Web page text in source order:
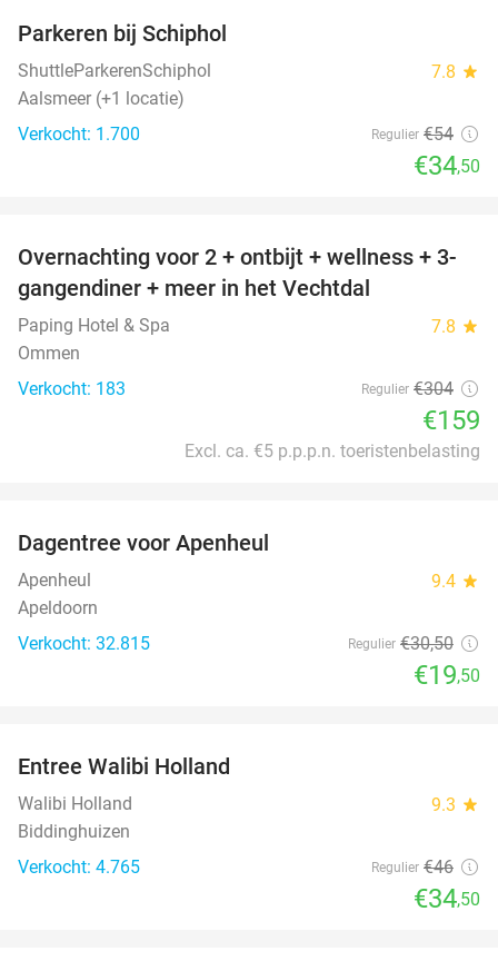
Parkeren bij Schiphol
ShuttleParkerenSchiphol 7.8 star
Aalsmeer (+1 locatie)
Verkocht: 1.700
Regulier €54
€34,50
48%
Overnachting voor 2 + ontbijt + wellness + 3-
gangendiner + meer in het Vechtdal
Paping Hotel & Spa 7.8 star
Ommen
Verkocht: 183
Regulier €304
€159
Excl. ca. €5 p.p.p.n. toeristenbelasting
Dagentree voor Apenheul
Apenheul 9.4 star
Apeldoorn
Verkocht: 32.815
Regulier €30,50
€19,50
Entree Walibi Holland
Walibi Holland 9.3 star
Biddinghuizen
Verkocht: 4.765
Regulier €46
€34,50